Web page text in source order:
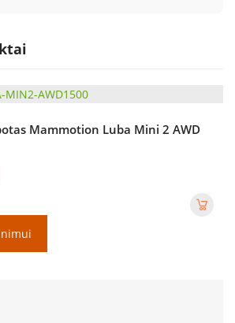
Mammotion Luba Mini 2 AWD